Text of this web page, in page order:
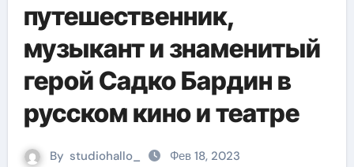
путешественник,
музыкант и знаменитый
герой Садко Бардин в
русском кино и театре
By studiohallo_ Фев 18, 2023